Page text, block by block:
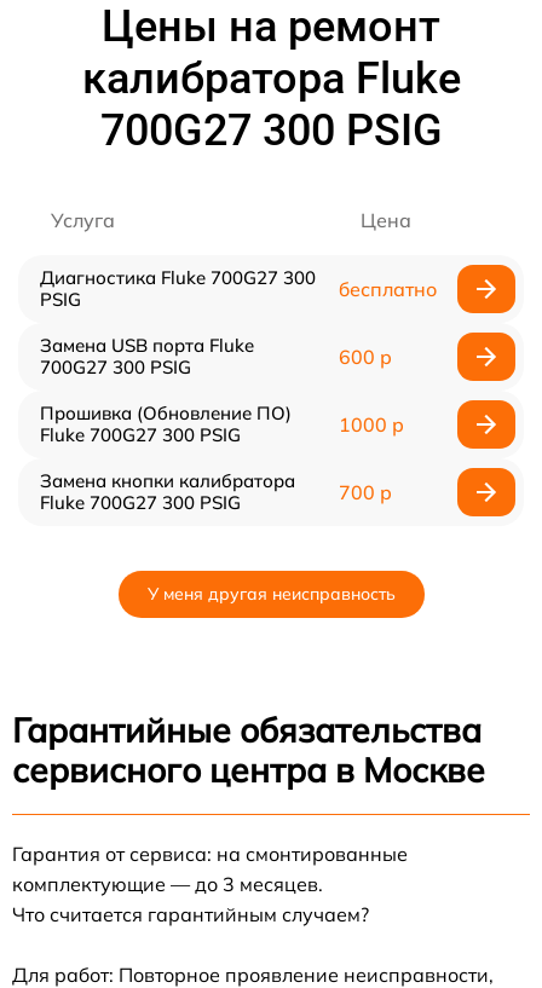
Цены на ремонт
калибратора Fluke
700G27 300 PSIG
Услуга Цена
Диагностика Fluke 700G27 300
PSIG
бесплатно
Замена USB порта Fluke
700G27 300 PSIG
600 р
Прошивка (Обновление ПО)
Fluke 700G27 300 PSIG
1000 р
Замена кнопки калибратора
Fluke 700G27 300 PSIG
700 р
У меня другая неисправность
Гарантийные обязательства
сервисного центра в Москве
Гарантия от сервиса: на смонтированные
комплектующие — до 3 месяцев.
Что считается гарантийным случаем?
Для работ: Повторное проявление неисправности,